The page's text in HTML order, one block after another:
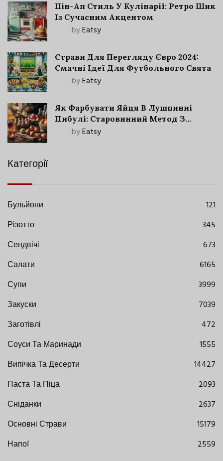
Пін-Ап Стиль У Кулінарії: Ретро Шик
Із Сучасним Акцентом
byEatsy
Страви Для Перегляду Євро 2024:
Смачні Ідеї Для Футбольного Свята
byEatsy
Як Фарбувати Яйця В Лушпинні
Цибулі: Старовинний Метод З
Сучасними Нюансами
byEatsy
Категорії
Бульйони
121
Різотто
345
Сендвічі
673
Салати
6165
Супи
3999
Закуски
7039
Заготівлі
472
Соуси Та Маринади
1555
Випічка Та Десерти
14427
Паста Та Піца
2093
Сніданки
2637
Основні Страви
15179
Напої
2559